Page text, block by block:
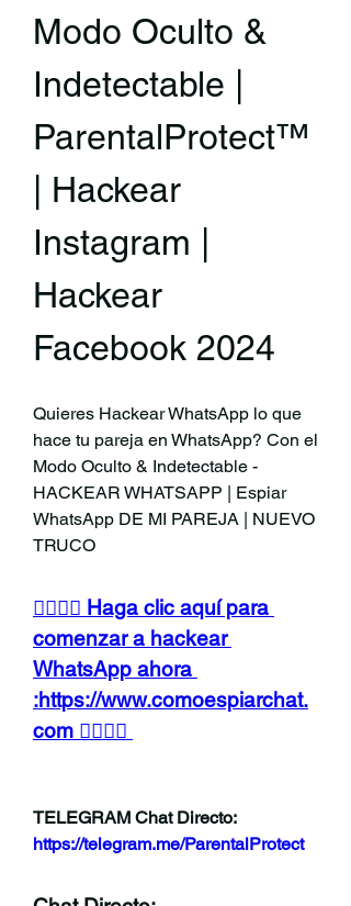
Modo Oculto &
Indetectable |
ParentalProtect™️
| Hackear
Instagram |
Hackear
Facebook 2024
Quieres Hackear WhatsApp lo que
hace tu pareja en WhatsApp? Con el
Modo Oculto & Indetectable -
HACKEAR WHATSAPP | Espiar
WhatsApp DE MI PAREJA | NUEVO
TRUCO
👉🏻👉🏻 Haga clic aquí para
comenzar a hackear
WhatsApp ahora
:https://www.comoespiarchat.
com 👈🏻👈🏻
TELEGRAM Chat Directo:
https://telegram.me/ParentalProtect